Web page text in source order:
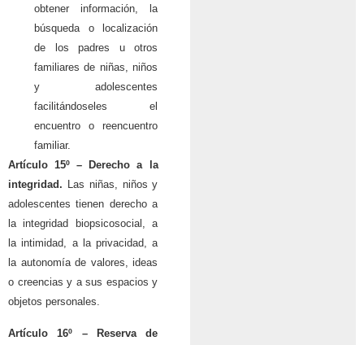
obtener información, la
búsqueda o localización
de los padres u otros
familiares de niñas, niños
y adolescentes
facilitándoseles el
encuentro o reencuentro
familiar.
Artículo 15º –
Derecho a la
integridad. Las niñas, niños y
adolescentes tienen derecho a
la integridad biopsicosocial, a
la intimidad, a la privacidad, a
la autonomía de valores, ideas
o creencias y a sus espacios y
objetos personales.
Artículo 16º – Reserva de